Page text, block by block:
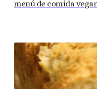
menú de comida